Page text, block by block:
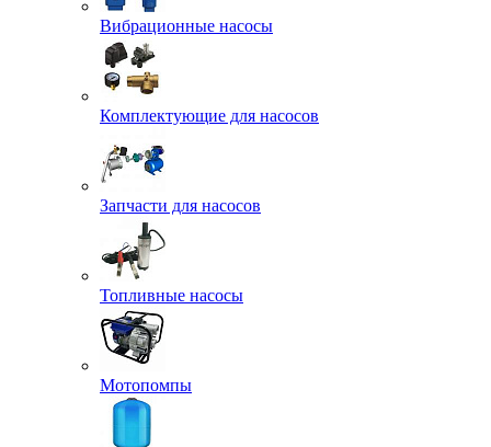
Вибрационные насосы
Комплектующие для насосов
Запчасти для насосов
Топливные насосы
Мотопомпы